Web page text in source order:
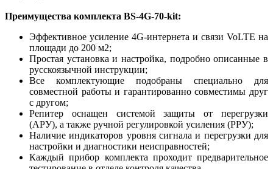
Преимущества комплекта BS-4G-70-kit:
Эффективное усиление 4G-интернета и связи VoLTE на
площади до 200 м2;
Простая установка и настройка, подробно описанные в
русскоязычной инструкции;
Все комплектующие подобраны специально для
совместной работы и гарантированно совместимы друг
с другом;
Репитер оснащен системой защиты от перегрузки
(АРУ), а также ручной регулировкой усиления (РРУ);
Наличие индикаторов уровня сигнала и перегрузки для
настройки и диагностики неисправностей;
Каждый прибор комплекта проходит предварительное